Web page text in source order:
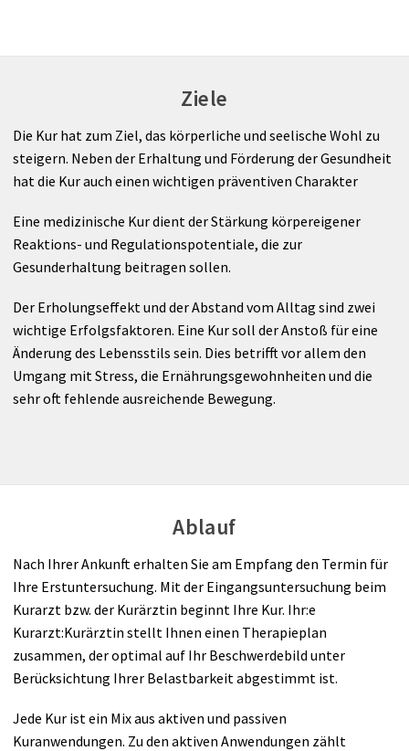
Ziele
Die Kur hat zum Ziel, das körperliche und seelische Wohl zu
steigern. Neben der Erhaltung und Förderung der Gesundheit
hat die Kur auch einen wichtigen präventiven Charakter
Eine medizinische Kur dient der Stärkung körpereigener
Reaktions- und Regulationspotentiale, die zur
Gesunderhaltung beitragen sollen.
Der Erholungseffekt und der Abstand vom Alltag sind zwei
wichtige Erfolgsfaktoren. Eine Kur soll der Anstoß für eine
Änderung des Lebensstils sein. Dies betrifft vor allem den
Umgang mit Stress, die Ernährungsgewohnheiten und die
sehr oft fehlende ausreichende Bewegung.
Ablauf
Nach Ihrer Ankunft erhalten Sie am Empfang den Termin für
Ihre Erstuntersuchung. Mit der Eingangsuntersuchung beim
Kurarzt bzw. der Kurärztin beginnt Ihre Kur. Ihr:e
Kurarzt:Kurärztin stellt Ihnen einen Therapieplan
zusammen, der optimal auf Ihr Beschwerdebild unter
Berücksichtung Ihrer Belastbarkeit abgestimmt ist.
Jede Kur ist ein Mix aus aktiven und passiven
Kuranwendungen. Zu den aktiven Anwendungen zählt